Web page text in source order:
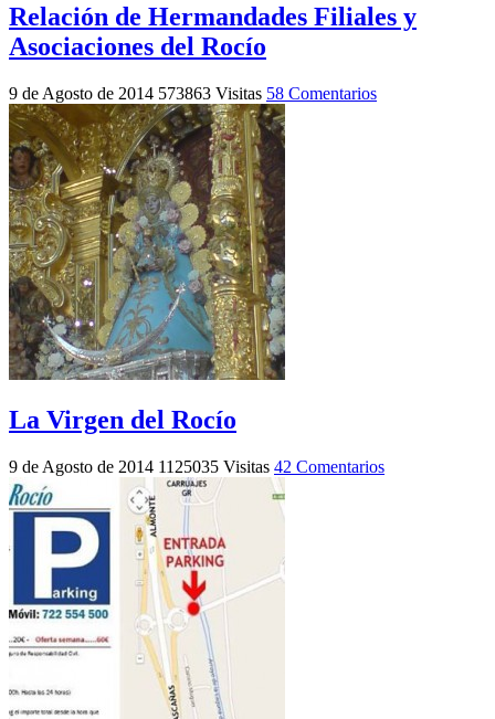
Relación de Hermandades Filiales y
Asociaciones del Rocío
9 de Agosto de 2014 573863 Visitas 58 Comentarios
La Virgen del Rocío
9 de Agosto de 2014 1125035 Visitas 42 Comentarios